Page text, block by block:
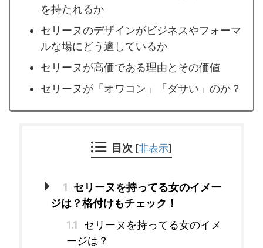
を持たれるか
セリーヌのデザインがビジネスやフォーマ
ルな場にどう適しているか
セリーヌが高価である理由とその価値
セリーヌが「オワコン」「ダサい」のか？
目次 [非表示]
1 セリーヌを持ってる女のイメー
ジは？格付けもチェック！
1.1
セリーヌを持ってる女のイメ
ージは？